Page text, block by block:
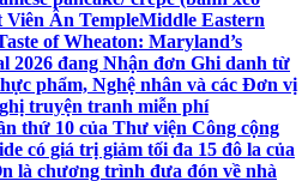
Viên Ân TempleMiddle Eastern
of Wheaton: Maryland’s
2026 đang Nhận đơn Ghi danh từ
phẩm, Nghệ nhân và các Đơn vị
truyện tranh miễn phí
thứ 10 của Thư viện Công cộng
có giá trị giảm tối đa 15 đô la của
là chương trình đưa đón về nhà